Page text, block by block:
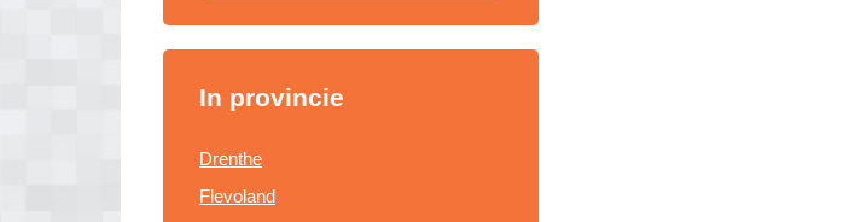
In provincie
Drenthe
Flevoland